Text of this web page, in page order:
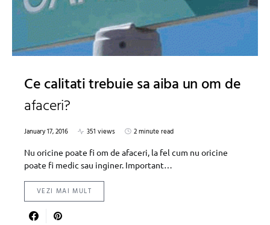
Ce calitati trebuie sa aiba un om de
afaceri?
January 17, 2016 351 views
2 minute read
Nu oricine poate fi om de afaceri, la fel cum nu oricine
poate fi medic sau inginer. Important…
VEZI MAI MULT